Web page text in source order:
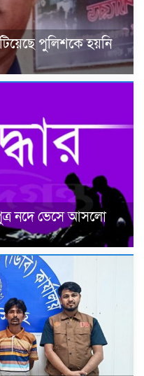
পুলিশকে হয়নি
নদে ভেসে আসলো